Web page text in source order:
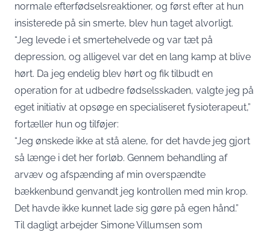
normale efterfødselsreaktioner, og først efter at hun
insisterede på sin smerte, blev hun taget alvorligt.
“Jeg levede i et smertehelvede og var tæt på
depression, og alligevel var det en lang kamp at blive
hørt. Da jeg endelig blev hørt og fik tilbudt en
operation for at udbedre fødselsskaden, valgte jeg på
eget initiativ at opsøge en specialiseret fysioterapeut,”
fortæller hun og tilføjer:
“Jeg ønskede ikke at stå alene, for det havde jeg gjort
så længe i det her forløb. Gennem behandling af
arvæv og afspænding af min overspændte
bækkenbund genvandt jeg kontrollen med min krop.
Det havde ikke kunnet lade sig gøre på egen hånd.”
Til dagligt arbejder Simone Villumsen som